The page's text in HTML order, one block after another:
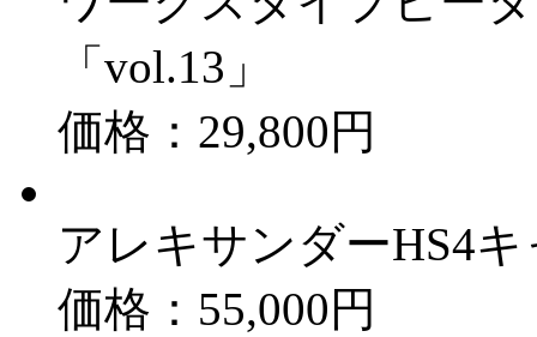
「vol.13」
価格：29,800円
アレキサンダーHS4
価格：55,000円